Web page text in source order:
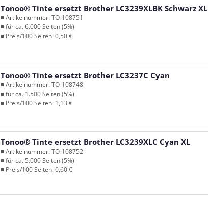
Tonoo® Tinte ersetzt Brother LC3239XLBK Schwarz XL
■ Artikelnummer: TO-108751
■ für ca. 6.000 Seiten (5%)
■ Preis/100 Seiten: 0,50 €
Tonoo® Tinte ersetzt Brother LC3237C Cyan
■ Artikelnummer: TO-108748
■ für ca. 1.500 Seiten (5%)
■ Preis/100 Seiten: 1,13 €
Tonoo® Tinte ersetzt Brother LC3239XLC Cyan XL
■ Artikelnummer: TO-108752
■ für ca. 5.000 Seiten (5%)
■ Preis/100 Seiten: 0,60 €